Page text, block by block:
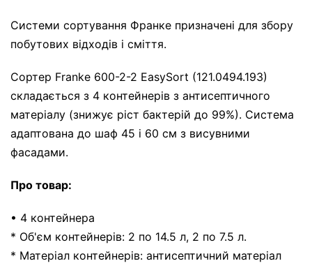
Системи сортування Франке призначені для збору
побутових відходів і сміття.
Сортер Franke 600-2-2 EasySort (121.0494.193)
складається з 4 контейнерів з антисептичного
матеріалу (знижує ріст бактерій до 99%). Система
адаптована до шаф 45 і 60 см з висувними
фасадами.
Про товар:
• 4 контейнера
* Об'єм контейнерів: 2 по 14.5 л, 2 по 7.5 л.
* Матеріал контейнерів: антисептичний матеріал